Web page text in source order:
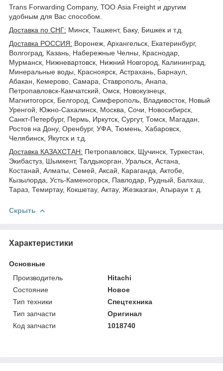
Trans Forwarding Company, ТОО Asia Freight и другим
удобным для Вас способом.
Доставка по СНГ: Минск, Ташкент, Баку, Бишкек и т.д.
Доставка РОССИЯ: Воронеж, Архангельск, Екатеринбург,
Волгоград, Казань, Набережные Челны, Краснодар,
Мурманск, Нижневартовск, Нижний Новгород, Калининград,
Минеральные воды, Красноярск, Астрахань, Барнаул,
Абакан, Кемерово, Самара, Ставрополь, Анапа,
Петропавловск-Камчатский, Омск, Новокузнецк,
Магнитогорск, Белгород, Симферополь, Владивосток, Новый
Уренгой, Южно-Сахалинск, Москва, Сочи, Новосибирск,
Санкт-Петербург, Пермь, Иркутск, Сургут, Томск, Магадан,
Ростов на Дону, Оренбург, УФА, Тюмень, Хабаровск,
Челябинск, Якутск и т.д.
Доставка КАЗАХСТАН: Петропавловск, Щучинск, Туркестан,
Экибастуз, Шымкент, Талдыкорган, Уральск, Астана,
Костанай, Алматы, Семей, Аксай, Караганда, Актобе,
Кызылорда, Усть-Каменогорск, Павлодар, Рудный, Балхаш,
Тараз, Темиртау, Кокшетау, Актау, Жезказган, Атырауи т. д.
Скрыть
Характеристики
Основные
Производитель
Hitachi
Состояние
Новое
Тип техники
Спецтехника
Тип запчасти
Оригинал
Код запчасти
1018740